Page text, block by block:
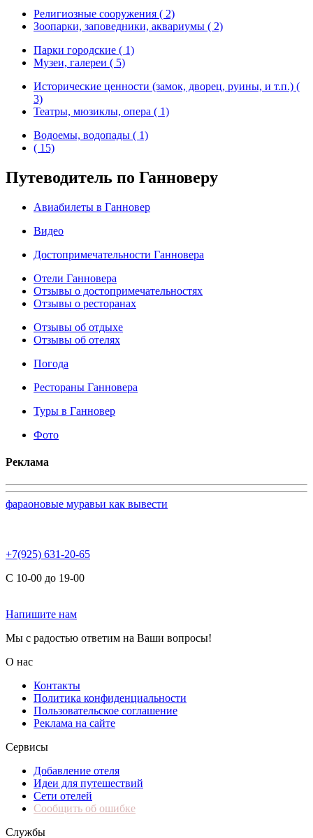
Религиозные сооружения ( 2)
Зоопарки, заповедники, аквариумы ( 2)
Парки городские ( 1)
Музеи, галереи ( 5)
Исторические ценности (замок, дворец, руины, и т.п.) (
3)
Театры, мюзиклы, опера ( 1)
Водоемы, водопады ( 1)
( 15)
Путеводитель по Ганноверу
Авиабилеты в Ганновер
Видео
Достопримечательности Ганновера
Отели Ганновера
Отзывы о достопримечательностях
Отзывы о ресторанах
Отзывы об отдыхе
Отзывы об отелях
Погода
Рестораны Ганновера
Туры в Ганновер
Фото
Реклама
фараоновые муравьи как вывести
+7(925) 631-20-65
С 10-00 до 19-00
Напишите нам
Мы с радостью ответим на Ваши вопросы!
О нас
Контакты
Политика конфиденциальности
Пользовательское соглашение
Реклама на сайте
Сервисы
Добавление отеля
Идеи для путешествий
Сети отелей
Сообщить об ошибке
Службы